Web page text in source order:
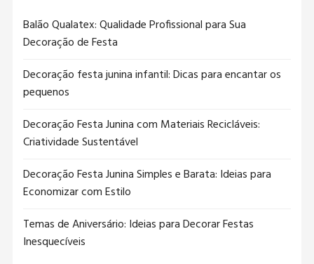
Balão Qualatex: Qualidade Profissional para Sua
Decoração de Festa
Decoração festa junina infantil: Dicas para encantar os
pequenos
Decoração Festa Junina com Materiais Recicláveis:
Criatividade Sustentável
Decoração Festa Junina Simples e Barata: Ideias para
Economizar com Estilo
Temas de Aniversário: Ideias para Decorar Festas
Inesquecíveis